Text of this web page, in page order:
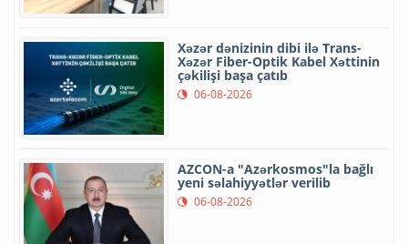
Xəzər dənizinin dibi ilə Trans-
Xəzər Fiber-Optik Kabel Xəttinin
çəkilişi başa çatıb
06-08-2026
AZCON-a "Azərkosmos"la bağlı
yeni səlahiyyətlər verilib
06-08-2026